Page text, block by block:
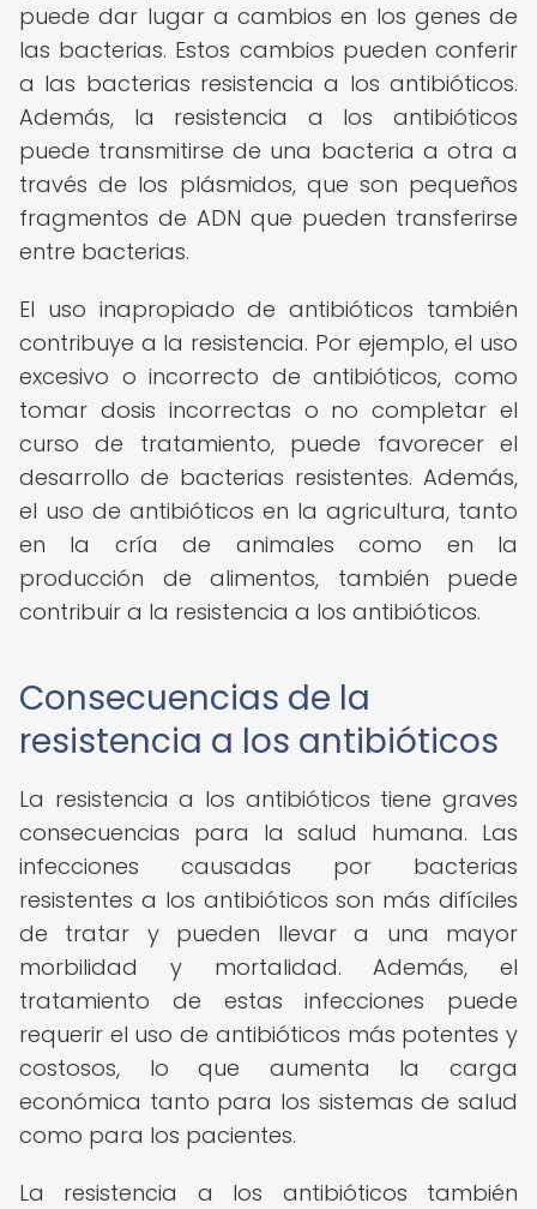
puede dar lugar a cambios en los genes de
las bacterias. Estos cambios pueden conferir
a las bacterias resistencia a los antibióticos.
Además, la resistencia a los antibióticos
puede transmitirse de una bacteria a otra a
través de los plásmidos, que son pequeños
fragmentos de ADN que pueden transferirse
entre bacterias.
El uso inapropiado de antibióticos también
contribuye a la resistencia. Por ejemplo, el uso
excesivo o incorrecto de antibióticos, como
tomar dosis incorrectas o no completar el
curso de tratamiento, puede favorecer el
desarrollo de bacterias resistentes. Además,
el uso de antibióticos en la agricultura, tanto
en la cría de animales como en la
producción de alimentos, también puede
contribuir a la resistencia a los antibióticos.
Consecuencias de la
resistencia a los antibióticos
La resistencia a los antibióticos tiene graves
consecuencias para la salud humana. Las
infecciones causadas por bacterias
resistentes a los antibióticos son más difíciles
de tratar y pueden llevar a una mayor
morbilidad y mortalidad. Además, el
tratamiento de estas infecciones puede
requerir el uso de antibióticos más potentes y
costosos, lo que aumenta la carga
económica tanto para los sistemas de salud
como para los pacientes.
La resistencia a los antibióticos también